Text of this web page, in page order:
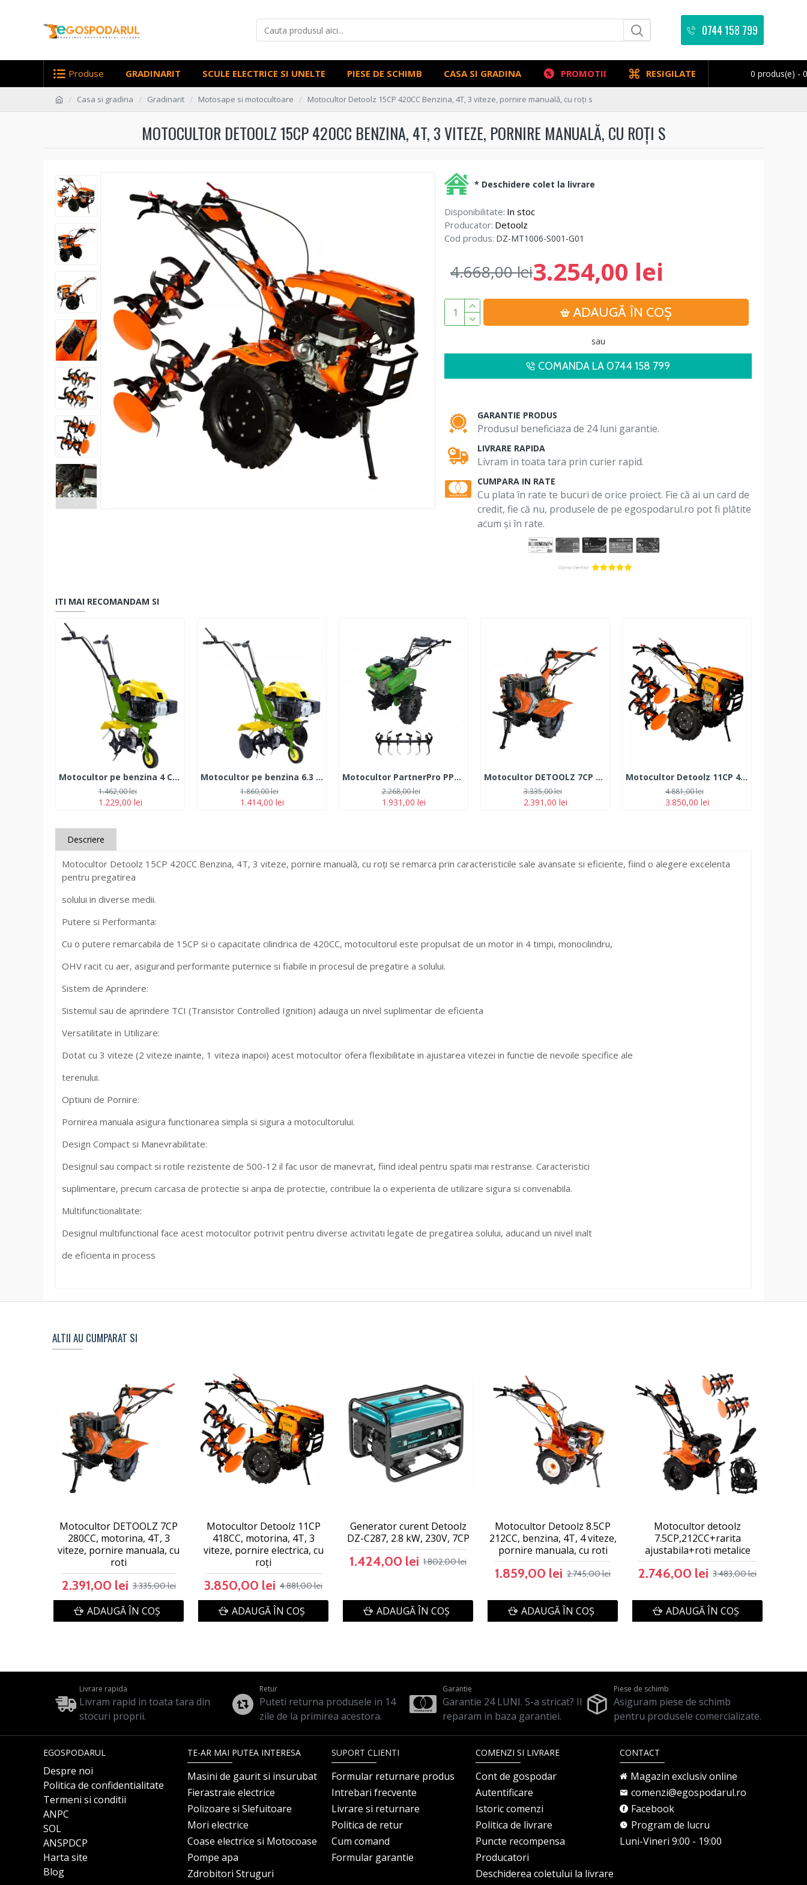
0744 158 799
Produse GRADINARIT SCULE ELECTRICE SI UNELTE PIESE DE SCHIMB CASA SI GRADINA PROMOTII RESIGILATE 0 produs(e) -
Casa si gradina Gradinarit Motosape si motocultoare Motocultor Detoolz 15CP 420CC Benzina, 4T, 3 viteze, pornire manuală, cu roți s
MOTOCULTOR DETOOLZ 15CP 420CC BENZINA, 4T, 3 VITEZE, PORNIRE MANUALĂ, CU ROȚI S
Disponibilitate: In stoc
Producator: Detoolz
Cod produs: DZ-MT1006-S001-G01
3.254,00 lei
4.668,00 lei
ADAUGĂ ÎN COŞ
* Deschidere colet la livrare
sau
COMANDA LA 0744 158 799
GARANTIE PRODUS
Produsul beneficiaza de 24 luni garantie.
LIVRARE RAPIDA
Livram in toata tara prin curier rapid.
CUMPARA IN RATE
Cu plata în rate te bucuri de orice proiect. Fie că ai un card de
credit, fie că nu, produsele de pe egospodarul.ro pot fi plătite
acum și în rate.
ITI MAI RECOMANDAM SI
Motocultor pe benzina 4 CP, 4 timpi, PartnerPro PT1
1.229,00 lei
1.462,00 lei
Motocultor pe benzina 6.3 CP, 4 timpi, PartnerPro PT2
1.414,00 lei
1.860,00 lei
Motocultor PartnerPro PPT-901, 210CC, 7CP, 4T, 3600 RPM
1.931,00 lei
2.268,00 lei
Motocultor DETOOLZ 7CP 280CC, motorina, 4T, 3 viteze, pornire manuala, cu roti
2.391,00 lei
3.335,00 lei
Motocultor Detoolz 11CP 418CC, motorina, 4T, 3 viteze, pornire electrica, cu roți
3.850,00 lei
4.881,00 lei
Descriere
Motocultor Detoolz 15CP 420CC Benzina, 4T, 3 viteze, pornire manuală, cu roți se remarca prin caracteristicile sale avansate si eficiente, fiind o alegere excelenta
pentru pregatirea
solului in diverse medii.
Putere si Performanta:
Cu o putere remarcabila de 15CP si o capacitate cilindrica de 420CC, motocultorul este propulsat de un motor in 4 timpi, monocilindru,
OHV racit cu aer, asigurand performante puternice si fiabile in procesul de pregatire a solului.
Sistem de Aprindere:
Sistemul sau de aprindere TCI (Transistor Controlled Ignition) adauga un nivel suplimentar de eficienta
Versatilitate in Utilizare:
Dotat cu 3 viteze (2 viteze inainte, 1 viteza inapoi) acest motocultor ofera flexibilitate in ajustarea vitezei in functie de nevoile specifice ale
terenului.
Optiuni de Pornire:
Pornirea manuala asigura functionarea simpla si sigura a motocultorului.
Design Compact si Manevrabilitate:
Designul sau compact si rotile rezistente de 500-12 il fac usor de manevrat, fiind ideal pentru spatii mai restranse. Caracteristici
suplimentare, precum carcasa de protectie si aripa de protectie, contribuie la o experienta de utilizare sigura si convenabila.
Multifunctionalitate:
Designul multifunctional face acest motocultor potrivit pentru diverse activitati legate de pregatirea solului, aducand un nivel inalt
de eficienta in process
ALTII AU CUMPARAT SI
Motocultor DETOOLZ 7CP
280CC, motorina, 4T, 3
viteze, pornire manuala, cu
roti
2.391,00 lei 3.335,00 lei
ADAUGĂ ÎN COŞ
Motocultor Detoolz 11CP
418CC, motorina, 4T, 3
viteze, pornire electrica, cu
roți
3.850,00 lei 4.881,00 lei
ADAUGĂ ÎN COŞ
Generator curent Detoolz
DZ-C287, 2.8 kW, 230V, 7CP
1.424,00 lei 1.802,00 lei
ADAUGĂ ÎN COŞ
Motocultor Detoolz 8.5CP
212CC, benzina, 4T, 4 viteze,
pornire manuala, cu roti
1.859,00 lei 2.745,00 lei
ADAUGĂ ÎN COŞ
Motocultor detoolz
7.5CP,212CC+rarita
ajustabila+roti metalice
2.746,00 lei 3.483,00 lei
ADAUGĂ ÎN COŞ
Livrare rapida
Livram rapid in toata tara din
stocuri proprii.
Retur
Puteti returna produsele in 14
zile de la primirea acestora.
Garantie
Garantie 24 LUNI. S-a stricat? Il
reparam in baza garantiei.
Piese de schimb
Asiguram piese de schimb
pentru produsele comercializate.
EGOSPODARUL
Despre noi
Politica de confidentialitate
Termeni si conditii
ANPC
SOL
ANSPDCP
Harta site
Blog
TE-AR MAI PUTEA INTERESA
Masini de gaurit si insurubat
Fierastraie electrice
Polizoare si Slefuitoare
Mori electrice
Coase electrice si Motocoase
Pompe apa
Zdrobitori Struguri
SUPORT CLIENTI
Formular returnare produs
Intrebari frecvente
Livrare si returnare
Politica de retur
Cum comand
Formular garantie
COMENZI SI LIVRARE
Cont de gospodar
Autentificare
Istoric comenzi
Politica de livrare
Puncte recompensa
Producatori
Deschiderea coletului la livrare
CONTACT
Magazin exclusiv online
comenzi@egospodarul.ro
Facebook
Program de lucru
Luni-Vineri 9:00 - 19:00